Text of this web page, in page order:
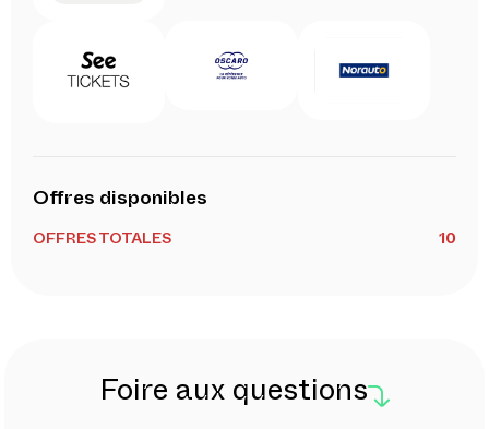
Offres disponibles
OFFRES TOTALES 10
Foire aux questions